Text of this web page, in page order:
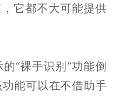
它都不大可能提供
“裸手识别”功能倒
能可以在不借助手